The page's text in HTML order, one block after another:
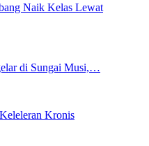
Naik Kelas Lewat
di Sungai Musi,…
Kronis